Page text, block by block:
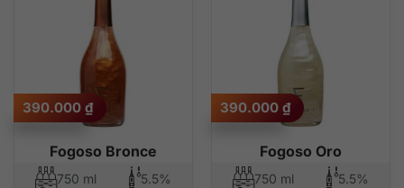
Fogoso Bronce
390.000 ₫
750 ml 5.5%
Fogoso Oro
390.000 ₫
750 ml 5.5%